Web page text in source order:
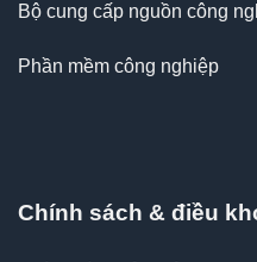
Bộ cung cấp nguồn công
Phần mềm công nghiệp
Chính sách & điều